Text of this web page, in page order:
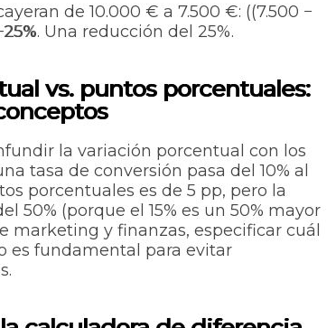
de 10.000 € a 7.500 €: ((7.500 −
. Una reducción del 25%.
vs. puntos porcentuales:
la variación porcentual con los
tasa de conversión pasa del 10% al
porcentuales es de 5 pp, pero la
50% (porque el 15% es un 50% mayor
marketing y finanzas, especificar cuál
es fundamental para evitar